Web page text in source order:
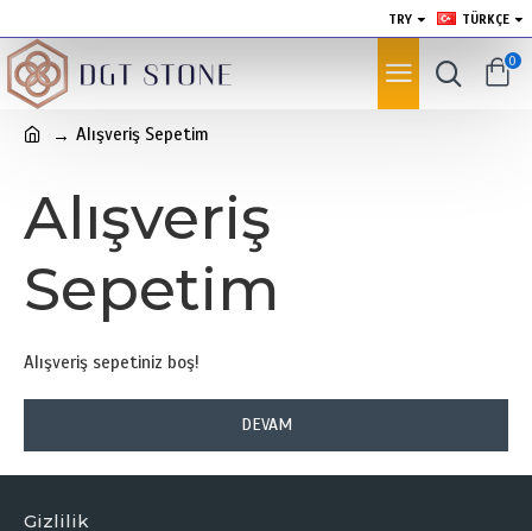
TRY TÜRKÇE
0
Alışveriş Sepetim
Alışveriş
Sepetim
Alışveriş sepetiniz boş!
DEVAM
Gizlilik